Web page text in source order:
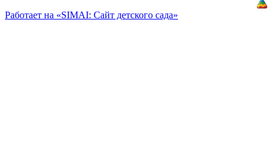
Работает на «SIMAI: Сайт детского сада»